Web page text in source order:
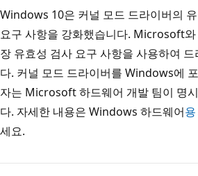
Windows 10은 커널 모드 드라이버의
요구 사항을 강화했습니다. Microsoft
장 유효성 검사 요구 사항을 사용하여
다. 커널 모드 드라이버를 Windows에
자는 Microsoft 하드웨어 개발 팀이 명
다. 자세한 내용은 Windows 하드웨어용
세요.